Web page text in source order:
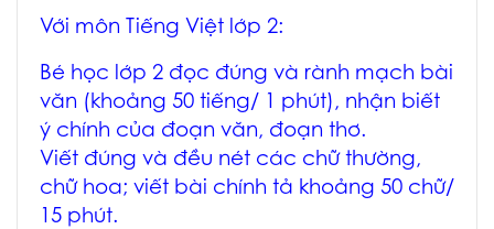
Với môn Tiếng Việt lớp 2:
Bé học lớp 2 đọc đúng và rành mạch bài
văn (khoảng 50 tiếng/ 1 phút), nhận biết
ý chính của đoạn văn, đoạn thơ.
Viết đúng và đều nét các chữ thường,
chữ hoa; viết bài chính tả khoảng 50 chữ/
15 phút.